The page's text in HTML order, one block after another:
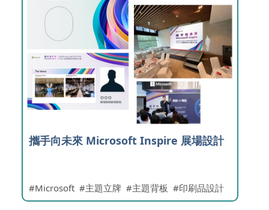
攜手向未來 Microsoft Inspire 展場設計
Microsoft 主題立牌 主題背板 印刷品設計